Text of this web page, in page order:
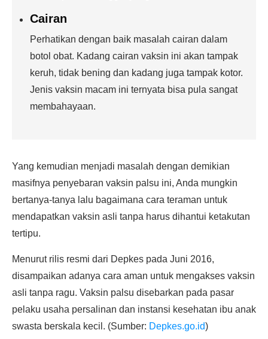
Cairan
Perhatikan dengan baik masalah cairan dalam
botol obat. Kadang cairan vaksin ini akan tampak
keruh, tidak bening dan kadang juga tampak kotor.
Jenis vaksin macam ini ternyata bisa pula sangat
membahayaan.
Yang kemudian menjadi masalah dengan demikian
masifnya penyebaran vaksin palsu ini, Anda mungkin
bertanya-tanya lalu bagaimana cara teraman untuk
mendapatkan vaksin asli tanpa harus dihantui ketakutan
tertipu.
Menurut rilis resmi dari Depkes pada Juni 2016,
disampaikan adanya cara aman untuk mengakses vaksin
asli tanpa ragu. Vaksin palsu disebarkan pada pasar
pelaku usaha persalinan dan instansi kesehatan ibu anak
swasta berskala kecil. (Sumber: Depkes.go.id)